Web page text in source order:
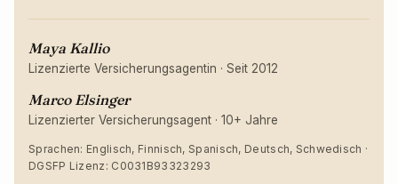
Maya Kallio
Lizenzierte Versicherungsagentin · Seit 2012
Marco Elsinger
Lizenzierter Versicherungsagent · 10+ Jahre
Sprachen: Englisch, Finnisch, Spanisch, Deutsch, Schwedisch ·
DGSFP Lizenz: C0031B93323293